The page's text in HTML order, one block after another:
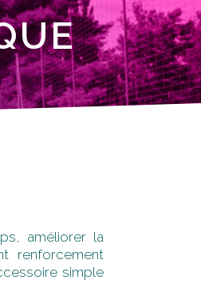
améliorer la
renforcement
simple